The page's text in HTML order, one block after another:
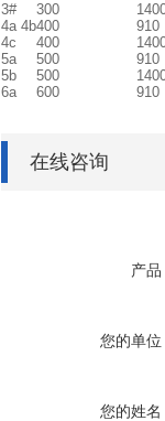
3#
300
4a 4b400
910
4c
400
5a
500
910
5b
500
6a
600 910
在线咨询
产品
您的单位
您的姓名